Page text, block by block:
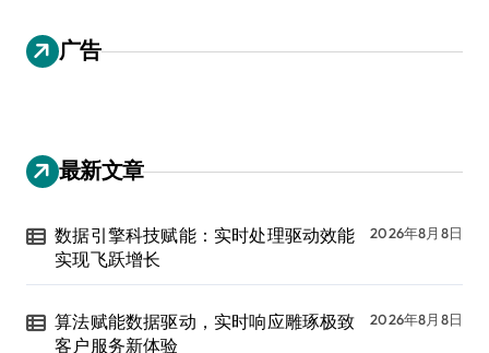
广告
最新文章
数据引擎科技赋能：实时处理驱动效能
实现飞跃增长
2026年8月8日
算法赋能数据驱动，实时响应雕琢极致
客户服务新体验
2026年8月8日